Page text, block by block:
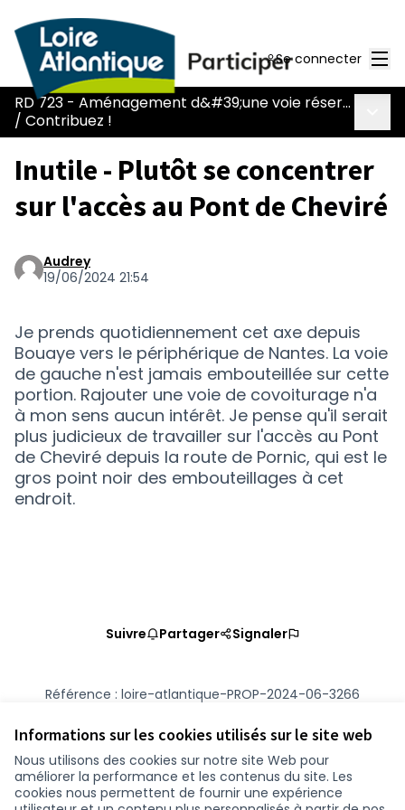
Informations sur les cookies utilisés sur le site web
Nous utilisons des cookies sur notre site Web pour
améliorer la performance et les contenus du site. Les
cookies nous permettent de fournir une expérience
Se connecter
RD 723 - Aménagement d&#39;une voie réservée au covoiturage et aux transports en commun
/ Contribuez !
Inutile - Plutôt se concentrer
sur l'accès au Pont de Cheviré
Audrey
19/06/2024 21:54
Je prends quotidiennement cet axe depuis
Bouaye vers le périphérique de Nantes. La voie
de gauche n'est jamais embouteillée sur cette
portion. Rajouter une voie de covoiturage n'a
à mon sens aucun intérêt. Je pense qu'il serait
plus judicieux de travailler sur l'accès au Pont
de Cheviré depuis la route de Pornic, qui est le
gros point noir des embouteillages à cet
endroit.
Suivre Partager Signaler
Référence : loire-atlantique-PROP-2024-06-3266
Vérifiez l'empreinte numérique
Conditions d'utilisation
Paramètres des cookies